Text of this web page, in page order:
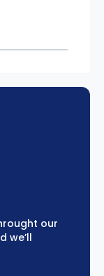
our
we’ll